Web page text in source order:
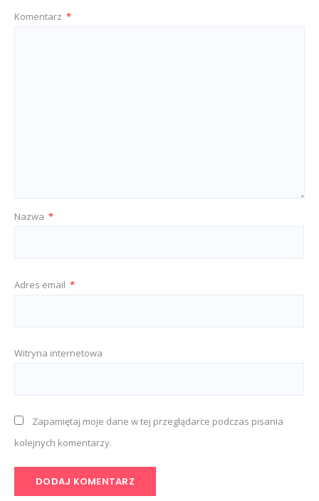
Komentarz *
Nazwa *
Adres email *
Witryna internetowa
Zapamiętaj moje dane w tej przeglądarce podczas pisania
kolejnych komentarzy.